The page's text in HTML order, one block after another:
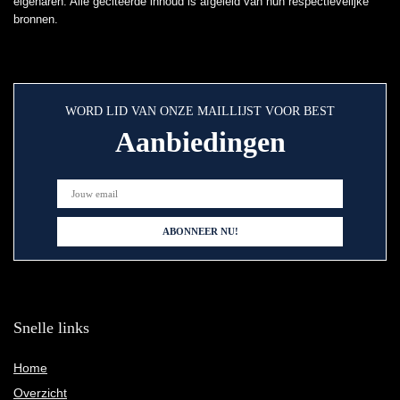
bronnen.
WORD LID VAN ONZE MAILLIJST VOOR BEST
Aanbiedingen
Snelle links
Home
Overzicht